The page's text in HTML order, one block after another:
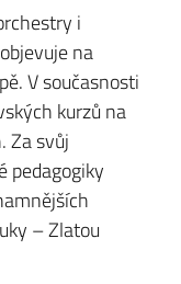
i
na
V současnosti
kurzů na
Za svůj
pedagogiky
– Zlatou